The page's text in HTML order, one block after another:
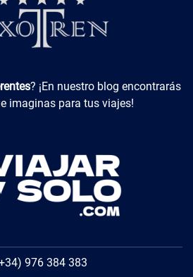
? ¡En nuestro blog encontrarás
imaginas para tus viajes!
976 384 383